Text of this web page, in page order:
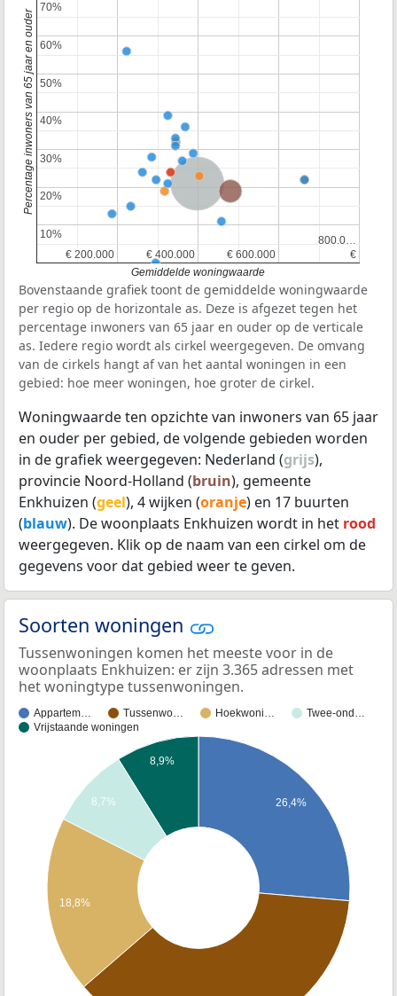
Nederland
Provincie Noord-Holland
€ 200.000
€ 200.000 € 400.000
€ 400.000 € 600.000
€ 600.000 €
€
800.0…
800.0…
10%
10%
20%
20%
30%
30%
40%
40%
50%
50%
60%
60%
70%
70%
Gemiddelde woningwaarde
Percentage inwoners van 65 jaar en ouder
Bovenstaande grafiek toont de gemiddelde woningwaarde
per regio op de horizontale as. Deze is afgezet tegen het
percentage inwoners van 65 jaar en ouder op de verticale
as. Iedere regio wordt als cirkel weergegeven. De omvang
van de cirkels hangt af van het aantal woningen in een
gebied: hoe meer woningen, hoe groter de cirkel.
Woningwaarde ten opzichte van inwoners van 65 jaar
en ouder per gebied, de volgende gebieden worden
in de grafiek weergegeven: Nederland (grijs),
provincie Noord-Holland (bruin), gemeente
Enkhuizen (geel), 4 wijken (oranje) en 17 buurten
(blauw). De woonplaats Enkhuizen wordt in het rood
weergegeven. Klik op de naam van een cirkel om de
gegevens voor dat gebied weer te geven.
Soorten woningen
Tussenwoningen komen het meeste voor in de
woonplaats Enkhuizen: er zijn 3.365 adressen met
het woningtype tussenwoningen.
Appartem… Tussenwo… Hoekwoni…
Twee-ond…
Vrijstaande woningen
26,4%
8,9%
8,7%
18,8%